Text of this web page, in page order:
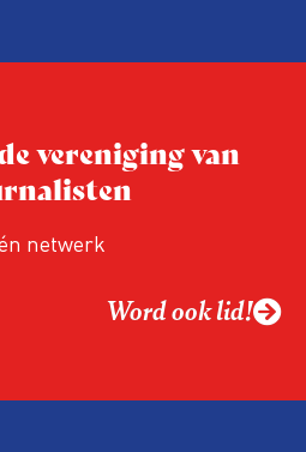
vereniging van
netwerk
Word ook lid!